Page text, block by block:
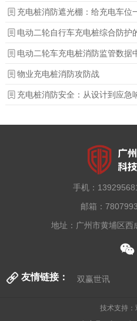
电动二轮自行车充电桩综合防护
电动二轮车充电桩消防监管数据
物业充电桩消防攻防战
充电桩消防安全：从设计到应急
手机：
邮箱：
地址： 广州市黄埔区西
友情链接： 双赢世讯
技术支持：